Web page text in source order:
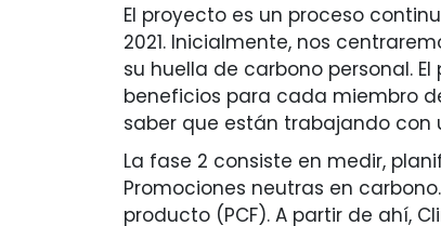
El proyecto es un proceso
2021. Inicialmente, nos
su huella de carbono personal.
beneficios para cada miembro
saber que están trabajando con
La fase 2 consiste en medir,
Promociones neutras en
producto (PCF). A partir de ahí,